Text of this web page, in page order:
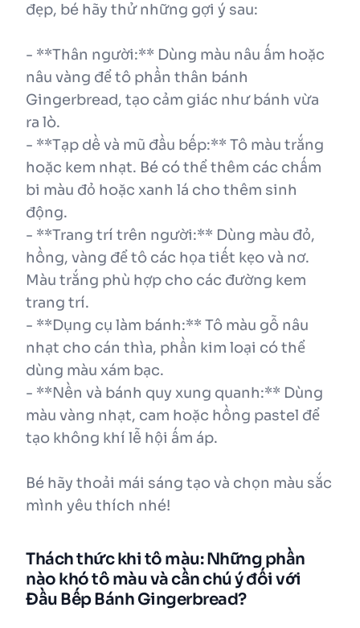
đẹp, bé hãy thử những gợi ý sau:
- **Thân người:** Dùng màu nâu ấm hoặc
nâu vàng để tô phần thân bánh
Gingerbread, tạo cảm giác như bánh vừa
ra lò.
- **Tạp dề và mũ đầu bếp:** Tô màu trắng
hoặc kem nhạt. Bé có thể thêm các chấm
bi màu đỏ hoặc xanh lá cho thêm sinh
động.
- **Trang trí trên người:** Dùng màu đỏ,
hồng, vàng để tô các họa tiết kẹo và nơ.
Màu trắng phù hợp cho các đường kem
trang trí.
- **Dụng cụ làm bánh:** Tô màu gỗ nâu
nhạt cho cán thìa, phần kim loại có thể
dùng màu xám bạc.
- **Nền và bánh quy xung quanh:** Dùng
màu vàng nhạt, cam hoặc hồng pastel để
tạo không khí lễ hội ấm áp.
Bé hãy thoải mái sáng tạo và chọn màu sắc
mình yêu thích nhé!
Thách thức khi tô màu: Những phần
nào khó tô màu và cần chú ý đối với
Đầu Bếp Bánh Gingerbread?